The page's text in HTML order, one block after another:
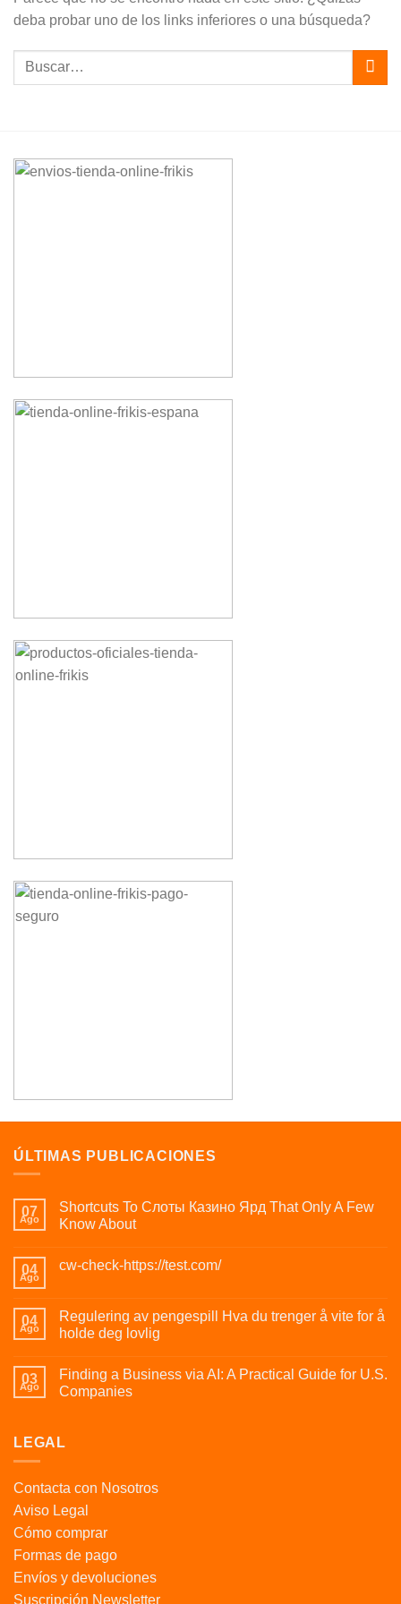
deba probar uno de los links inferiores o una búsqueda?
ÚLTIMAS PUBLICACIONES
07
Ago
Shortcuts To Слоты Казино Ярд That Only A Few
Know About
04
Ago
cw-check-https://test.com/
04
Ago
Regulering av pengespill Hva du trenger å vite for å
holde deg lovlig
03
Ago
Finding a Business via AI: A Practical Guide for U.S.
Companies
LEGAL
Contacta con Nosotros
Aviso Legal
Cómo comprar
Formas de pago
Envíos y devoluciones
Suscripción Newsletter